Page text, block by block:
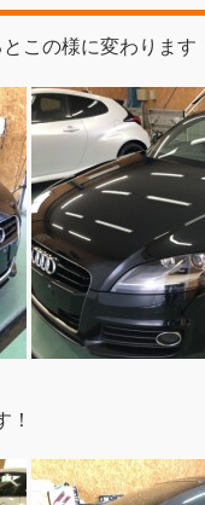
この様に変わります
！